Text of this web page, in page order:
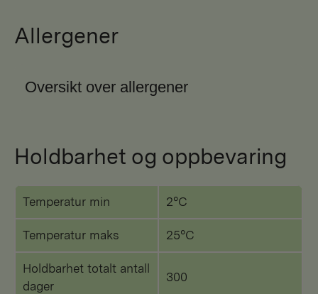
Allergener
Oversikt over allergener
Holdbarhet og oppbevaring
Temperatur min 2°C
Temperatur maks 25°C
Holdbarhet totalt antall
dager
300